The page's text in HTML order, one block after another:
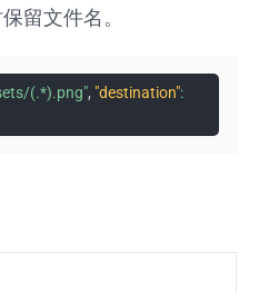
留文件名。
(.*).png", "destination":